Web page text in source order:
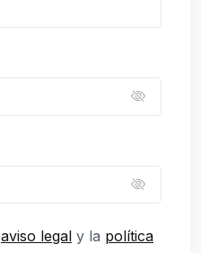
aviso legal y la política